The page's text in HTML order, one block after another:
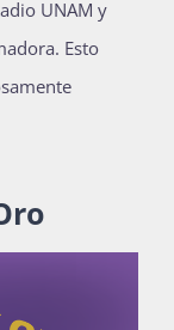
UNAM y
Esto